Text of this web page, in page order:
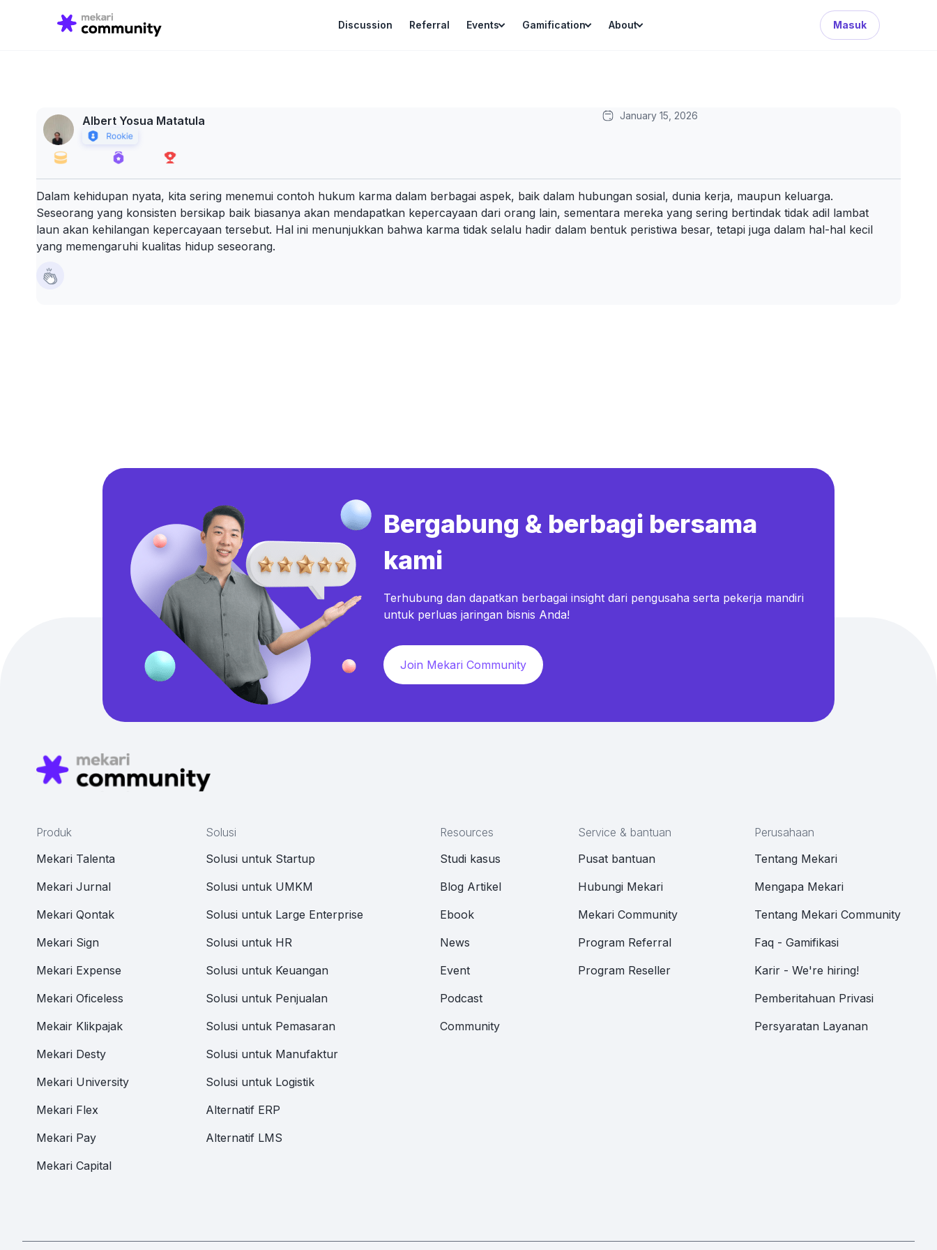
Discussion Referral Events Gamification About Masuk
for:
Search Button
Albert Yosua Matatula January 15, 2026
Dalam kehidupan nyata, kita sering menemui contoh hukum karma dalam berbagai aspek, baik dalam hubungan sosial, dunia kerja, maupun keluarga.
Seseorang yang konsisten bersikap baik biasanya akan mendapatkan kepercayaan dari orang lain, sementara mereka yang sering bertindak tidak adil lambat
laun akan kehilangan kepercayaan tersebut. Hal ini menunjukkan bahwa karma tidak selalu hadir dalam bentuk peristiwa besar, tetapi juga dalam hal-hal kecil
yang memengaruhi kualitas hidup seseorang.
Bergabung & berbagi bersama
kami
Terhubung dan dapatkan berbagai insight dari pengusaha serta pekerja mandiri
untuk perluas jaringan bisnis Anda!
Join Mekari Community
Produk
Mekari Talenta
Mekari Jurnal
Mekari Qontak
Mekari Sign
Mekari Expense
Mekari Oficeless
Mekair Klikpajak
Mekari Desty
Mekari University
Mekari Flex
Mekari Pay
Mekari Capital
Solusi
Solusi untuk Startup
Solusi untuk UMKM
Solusi untuk Large Enterprise
Solusi untuk HR
Solusi untuk Keuangan
Solusi untuk Penjualan
Solusi untuk Pemasaran
Solusi untuk Manufaktur
Solusi untuk Logistik
Alternatif ERP
Alternatif LMS
Resources
Studi kasus
Blog Artikel
Ebook
News
Event
Podcast
Community
Service & bantuan
Pusat bantuan
Hubungi Mekari
Mekari Community
Program Referral
Program Reseller
Perusahaan
Tentang Mekari
Mengapa Mekari
Tentang Mekari Community
Faq - Gamifikasi
Karir - We're hiring!
Pemberitahuan Privasi
Persyaratan Layanan